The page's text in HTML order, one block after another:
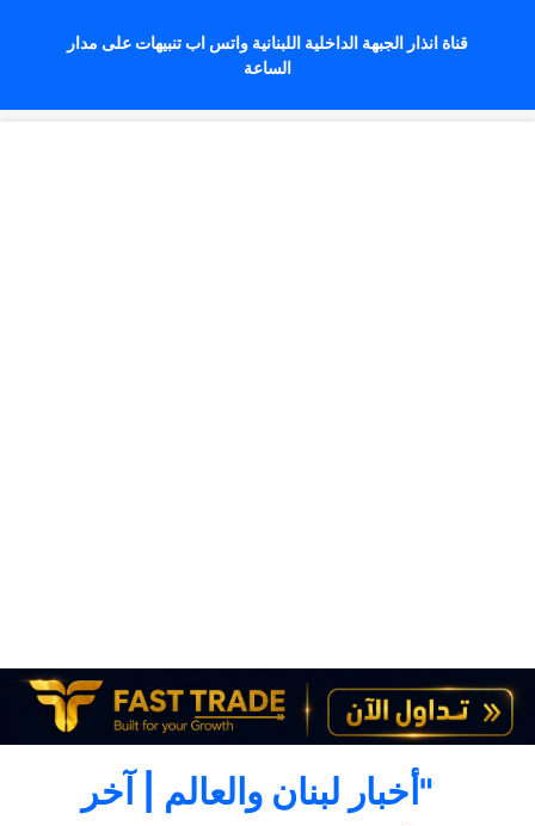
قناة انذار الجبهة الداخلية اللبنانية واتس اب تنبيهات على مدار
الساعة
"أخبار لبنان والعالم | آخر